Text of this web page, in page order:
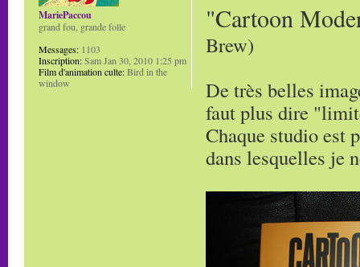
"Cartoon
Brew)
De très belles
faut plus dire
Chaque studio est
dans lesquelles je
MariePaccou
grand fou, grande folle
Messages: 1103
Inscription:Sam Jan 30, 2010 1:25 pm
Film d'animation culte:Bird in the
window